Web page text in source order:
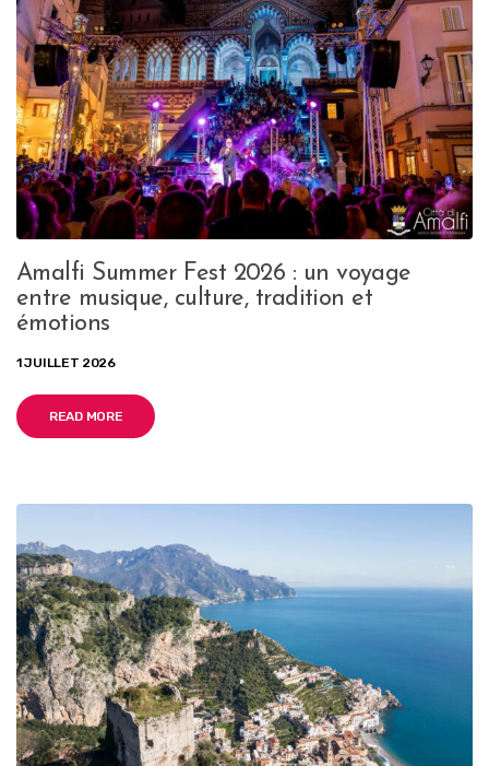
Amalfi Summer Fest 2026 : un voyage
entre musique, culture, tradition et
émotions
1 JUILLET 2026
READ MORE